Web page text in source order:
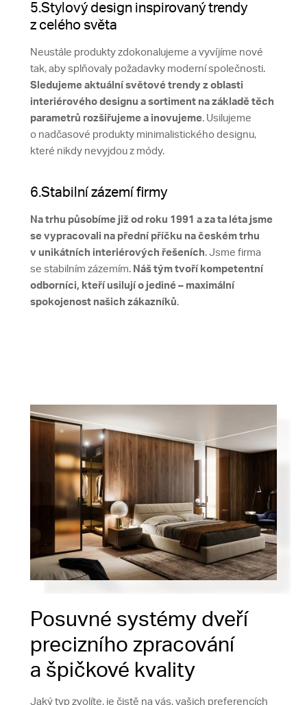
5.Stylový design inspirovaný trendy
z celého světa
Neustále produkty zdokonalujeme a vyvíjíme nové
tak, aby splňovaly požadavky moderní společnosti.
Sledujeme aktuální světové trendy z oblasti
interiérového designu a sortiment na základě těch
parametrů rozšiřujeme a inovujeme. Usilujeme
o nadčasové produkty minimalistického designu,
které nikdy nevyjdou z módy.
6.Stabilní zázemí firmy
Na trhu působíme již od roku 1991 a za ta léta jsme
se vypracovali na přední příčku na českém trhu
v unikátních interiérových řešeních. Jsme firma
se stabilním zázemím. Náš tým tvoří kompetentní
odborníci, kteří usilují o jediné – maximální
spokojenost našich zákazníků.
Posuvné systémy dveří
precizního zpracování
a špičkové kvality
Jaký typ zvolíte, je čistě na vás, vašich preferencích